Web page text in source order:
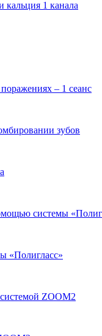
кальция 1 канала
– 1 сеанс
зубов
системы
«Полигласс»
ZOOM2